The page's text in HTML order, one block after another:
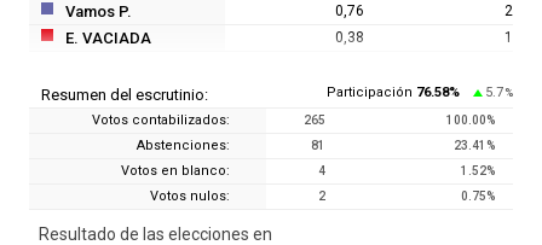
Vamos P. 0,76 2
E. VACIADA 0,38 1
Resumen del escrutinio: Participación 76.58% 5.7 %
Votos contabilizados: 265 100.00%
Abstenciones: 81 23.41 %
Votos en blanco: 4 1.52%
Votos nulos: 2 0.75%
Resultado de las elecciones en